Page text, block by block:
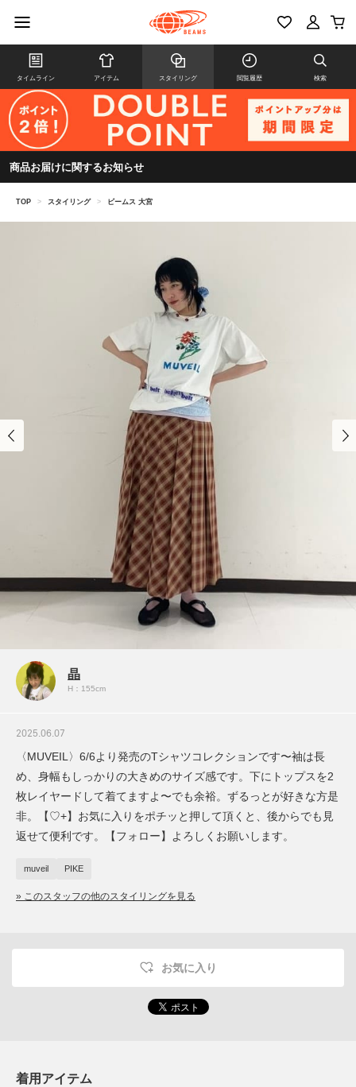
タイムライン アイテム スタイリング 閲覧履歴 検索
商品お届けに関するお知らせ
TOP > スタイリング > ビームス 大宮
晶
H：155cm
2025.06.07
〈MUVEIL〉6/6より発売のTシャツコレクションです〜袖は長
め、身幅もしっかりの大きめのサイズ感です。下にトップスを2
枚レイヤードして着てますよ〜でも余裕。ずるっとが好きな方是
非。【♡+】お気に入りをポチッと押して頂くと、後からでも見
返せて便利です。【フォロー】よろしくお願いします。
muveil PIKE
» このスタッフの他のスタイリングを見る
お気に入り
着用アイテム